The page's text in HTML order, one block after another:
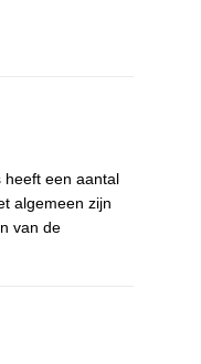
heeft een aantal
algemeen zijn
van de